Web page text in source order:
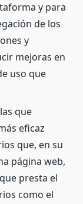
y para
de los
y
mejoras en
uso que
que
eficaz
que, en su
página web,
presta el
como el